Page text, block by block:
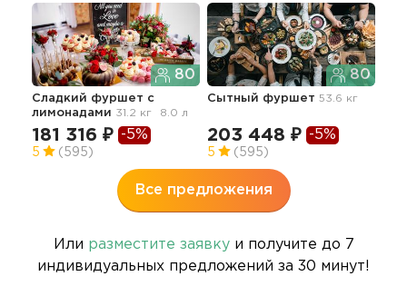
80
Сладкий фуршет с
лимонадами 31.2 кг 8.0 л
181 316 ₽ -5%
5 (595)
80
Сытный фуршет 53.6 кг
203 448 ₽ -5%
5 (595)
Все предложения
Или разместите заявкуи получите до 7
индивидуальных предложений за 30 минут!